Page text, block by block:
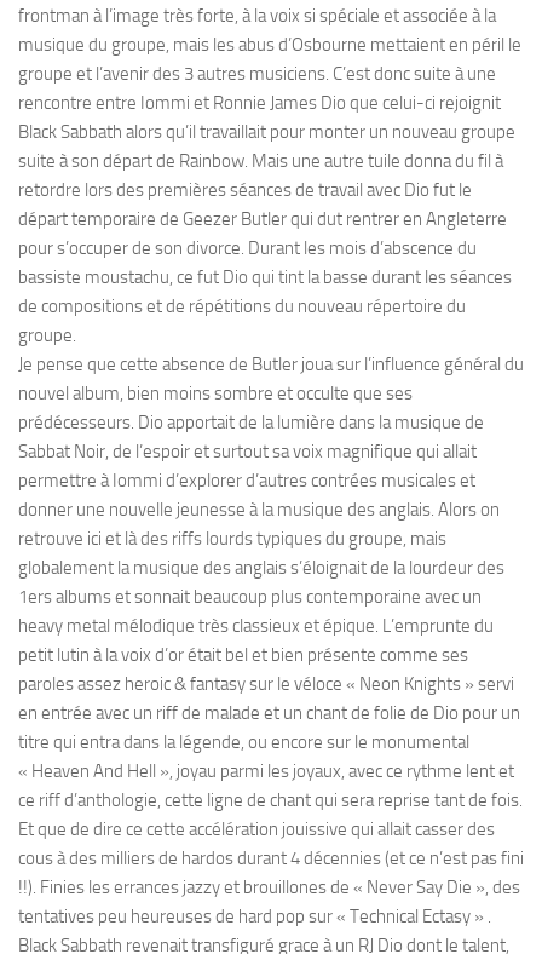
frontman à l’image très forte, à la voix si spéciale et associée à la
musique du groupe, mais les abus d’Osbourne mettaient en péril le
groupe et l’avenir des 3 autres musiciens. C’est donc suite à une
rencontre entre Iommi et Ronnie James Dio que celui-ci rejoignit
Black Sabbath alors qu’il travaillait pour monter un nouveau groupe
suite à son départ de Rainbow. Mais une autre tuile donna du fil à
retordre lors des premières séances de travail avec Dio fut le
départ temporaire de Geezer Butler qui dut rentrer en Angleterre
pour s’occuper de son divorce. Durant les mois d’abscence du
bassiste moustachu, ce fut Dio qui tint la basse durant les séances
de compositions et de répétitions du nouveau répertoire du
groupe.
Je pense que cette absence de Butler joua sur l’influence général du
nouvel album, bien moins sombre et occulte que ses
prédécesseurs. Dio apportait de la lumière dans la musique de
Sabbat Noir, de l’espoir et surtout sa voix magnifique qui allait
permettre à Iommi d’explorer d’autres contrées musicales et
donner une nouvelle jeunesse à la musique des anglais. Alors on
retrouve ici et là des riffs lourds typiques du groupe, mais
globalement la musique des anglais s’éloignait de la lourdeur des
1ers albums et sonnait beaucoup plus contemporaine avec un
heavy metal mélodique très classieux et épique. L’emprunte du
petit lutin à la voix d’or était bel et bien présente comme ses
paroles assez heroic & fantasy sur le véloce « Neon Knights » servi
en entrée avec un riff de malade et un chant de folie de Dio pour un
titre qui entra dans la légende, ou encore sur le monumental
« Heaven And Hell », joyau parmi les joyaux, avec ce rythme lent et
ce riff d’anthologie, cette ligne de chant qui sera reprise tant de fois.
Et que de dire ce cette accélération jouissive qui allait casser des
cous à des milliers de hardos durant 4 décennies (et ce n’est pas fini
!!). Finies les errances jazzy et brouillones de « Never Say Die », des
tentatives peu heureuses de hard pop sur « Technical Ectasy » .
Black Sabbath revenait transfiguré grace à un RJ Dio dont le talent,